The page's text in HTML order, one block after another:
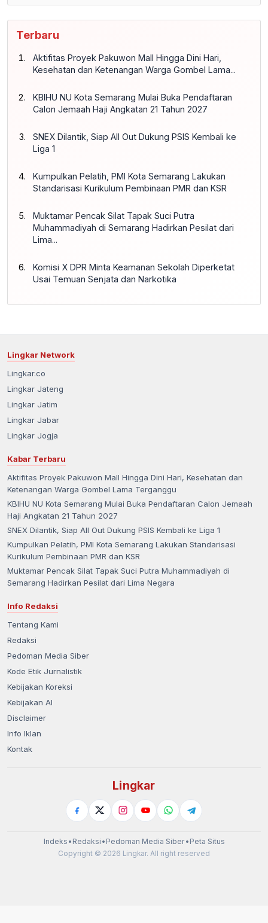
Terbaru
Aktifitas Proyek Pakuwon Mall Hingga Dini Hari,
Kesehatan dan Ketenangan Warga Gombel Lama...
KBIHU NU Kota Semarang Mulai Buka Pendaftaran
Calon Jemaah Haji Angkatan 21 Tahun 2027
SNEX Dilantik, Siap All Out Dukung PSIS Kembali ke
Liga 1
Kumpulkan Pelatih, PMI Kota Semarang Lakukan
Standarisasi Kurikulum Pembinaan PMR dan KSR
Muktamar Pencak Silat Tapak Suci Putra
Muhammadiyah di Semarang Hadirkan Pesilat dari
Lima...
Komisi X DPR Minta Keamanan Sekolah Diperketat
Usai Temuan Senjata dan Narkotika
Lingkar Network
Lingkar.co
Lingkar Jateng
Lingkar Jatim
Lingkar Jabar
Lingkar Jogja
Kabar Terbaru
Aktifitas Proyek Pakuwon Mall Hingga Dini Hari, Kesehatan dan
Ketenangan Warga Gombel Lama Terganggu
KBIHU NU Kota Semarang Mulai Buka Pendaftaran Calon Jemaah
Haji Angkatan 21 Tahun 2027
SNEX Dilantik, Siap All Out Dukung PSIS Kembali ke Liga 1
Kumpulkan Pelatih, PMI Kota Semarang Lakukan Standarisasi
Kurikulum Pembinaan PMR dan KSR
Muktamar Pencak Silat Tapak Suci Putra Muhammadiyah di
Semarang Hadirkan Pesilat dari Lima Negara
Info Redaksi
Tentang Kami
Redaksi
Pedoman Media Siber
Kode Etik Jurnalistik
Kebijakan Koreksi
Kebijakan AI
Disclaimer
Info Iklan
Kontak
Lingkar
Indeks • Redaksi • Pedoman Media Siber• Peta Situs
Copyright © 2026 Lingkar. All right reserved